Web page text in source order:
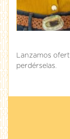
Lanzamos
perdérselas.